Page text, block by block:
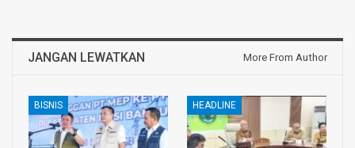
JANGAN LEWATKAN More From Author
BISNIS HEADLINE